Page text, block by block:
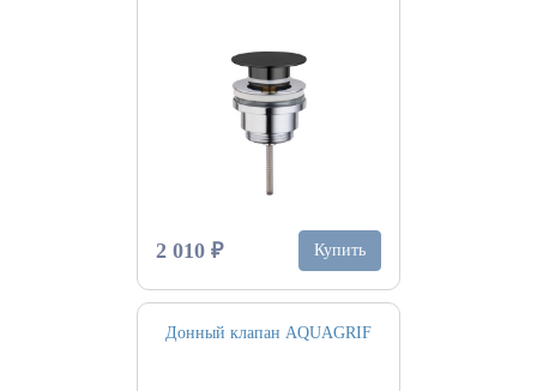
2 010 ₽ Купить
Донный клапан AQUAGRIF